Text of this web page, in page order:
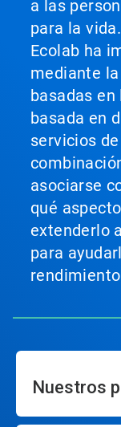
a las
para la
Ecolab ha
mediante
basadas
basada en
servicios
asociarse
qué
extenderlo
para
Nuestros